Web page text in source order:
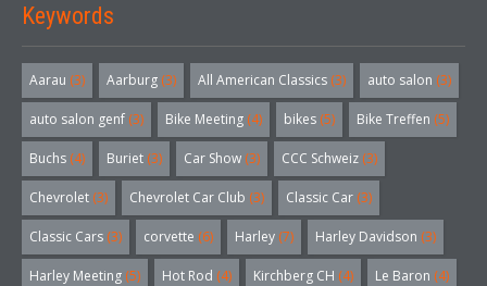
Keywords
Aarau (3) Aarburg (3) All American Classics (3) auto salon (3)
auto salon genf (3) Bike Meeting (4) bikes (5) Bike Treffen (5)
Buchs (4) Buriet (3) Car Show (3) CCC Schweiz (3)
Chevrolet (3) Chevrolet Car Club (3) Classic Car (3)
Classic Cars (3) corvette (6) Harley (7) Harley Davidson (3)
Harley Meeting (5) Hot Rod (4) Kirchberg CH (4) Le Baron (4)